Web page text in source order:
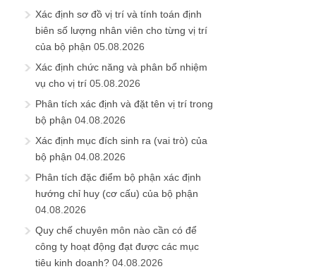
Xác định sơ đồ vị trí và tính toán định
biên số lượng nhân viên cho từng vị trí
của bộ phận 05.08.2026
Xác định chức năng và phân bổ nhiệm
vụ cho vị trí 05.08.2026
Phân tích xác định và đặt tên vị trí trong
bộ phận 04.08.2026
Xác định mục đích sinh ra (vai trò) của
bộ phận 04.08.2026
Phân tích đặc điểm bộ phận xác định
hướng chỉ huy (cơ cấu) của bộ phận
04.08.2026
Quy chế chuyên môn nào cần có để
công ty hoạt động đạt được các mục
tiêu kinh doanh? 04.08.2026